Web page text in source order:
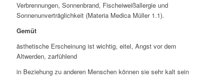
Verbrennungen, Sonnenbrand, Fischeiweißallergie und
Sonnenunverträglichkeit (Materia Medica Müller 1.1).
Gemüt
ästhetische Erscheinung ist wichtig, eitel, Angst vor dem
Altwerden, zarfühlend
in Beziehung zu anderen Menschen können sie sehr kalt sein